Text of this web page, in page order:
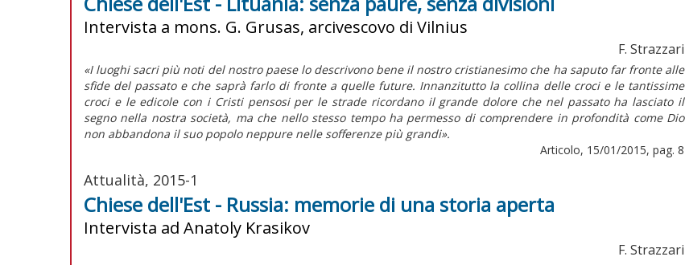
Intervista a mons. G. Grusas, arcivescovo di Vilnius
F. Strazzari
«I luoghi sacri più noti del nostro paese lo descrivono bene il nostro cristianesimo che ha saputo far fronte alle
sfide del passato e che saprà farlo di fronte a quelle future. Innanzitutto la collina delle croci e le tantissime
croci e le edicole con i Cristi pensosi per le strade ricordano il grande dolore che nel passato ha lasciato il
segno nella nostra società, ma che nello stesso tempo ha permesso di comprendere in profondità come Dio
non abbandona il suo popolo neppure nelle sofferenze più grandi».
Articolo, 15/01/2015, pag. 8
Attualità, 2015-1
Chiese dell'Est - Russia: memorie di una storia aperta
Intervista ad Anatoly Krasikov
F. Strazzari